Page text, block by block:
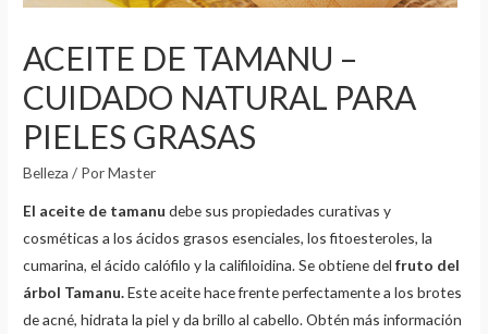
ACEITE DE TAMANU –
CUIDADO NATURAL PARA
PIELES GRASAS
Belleza / PorMaster
El aceite de tamanudebe sus propiedades curativas y
cosméticas a los ácidos grasos esenciales, los fitoesteroles, la
cumarina, el ácido calófilo y la califiloidina. Se obtiene delfruto del
árbol Tamanu.Este aceite hace frente perfectamente a los brotes
de acné, hidrata la piel y da brillo al cabello. Obtén más información